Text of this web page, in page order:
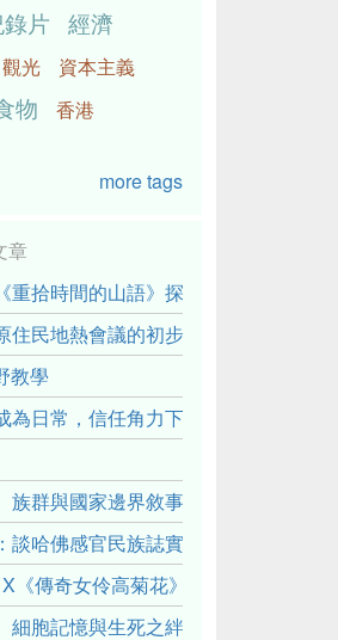
片 經濟
觀光 資本主義
物
香港
more tags
章
重拾時間的山語》探討「我們的」立
民地熱會議的初步觀察
教學
日常，信任角力下的情感伏流
族群與國家邊界敘事： 《路有多長》
哈佛感官民族誌實驗室
X《傳奇女伶高菊花》： 透過紀錄片
細胞記憶與生死之絆